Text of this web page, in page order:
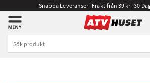
Snabba Leveranser | Frakt från 39 kr | 30